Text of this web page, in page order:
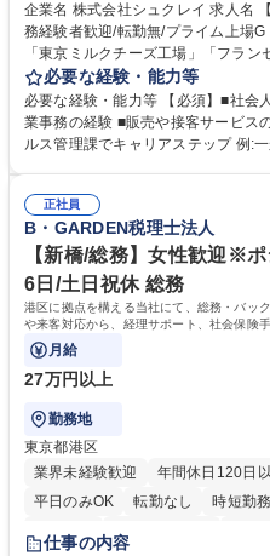
企業名 株式会社シュクレイ 求人名 【東京/お菓子メーカーの事務担当】事
務経験者歓迎/転勤無/プライム上場G 仕事の内容 「ザ・メープルマニア」
「東京ミルクチーズ工場」「フラ
ー」「DROOLY」等のブランドを多
ブランド商品の事務業務をお任せいたします。 【具体的
舗からの発注受付/PC入力業務 ■受
録 ■日々の売上抽出・報告 ■提携企
必要な経験・能力等
必要な経験・能力等 【必須】■社会
業事務の経験 ■販売や接客サービスの経験 【キャリアステップ
ルス管理課でキャリアステップ 例
や個別面談を通してご自身のキャリ
もバックアップしていきます。 学歴・資格 学歴：大学院 大学 高専 短大
専修学校 高校 語学力： 資格：
正社員
B・GARDEN税理士法人
【新橋/総務】女性歓迎※
6日/土日祝休 総務
港区に拠点を構える当社にて、総務・バッ
や来客対応から、経理サポート、社会保険
で、幅広く組織を支える役割です。
月給
27万円以上
勤務地
東京都港区
業界未経験歓迎
年間休日120日
平日のみOK
転勤なし 時短勤
賞与あり
完全週休2日制
仕事の内容